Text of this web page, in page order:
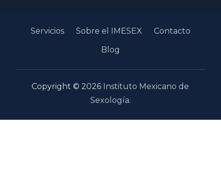
Servicios Sobre el IMESEX
Contacto
Blog
Copyright © 2026 Instituto Mexicano de
Sexología.